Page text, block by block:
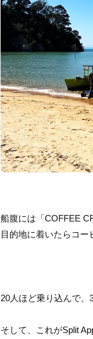
船腹には「COFFEE
目的地に着いたらコー
20人ほど乗り込んで、
そして、これがSplit